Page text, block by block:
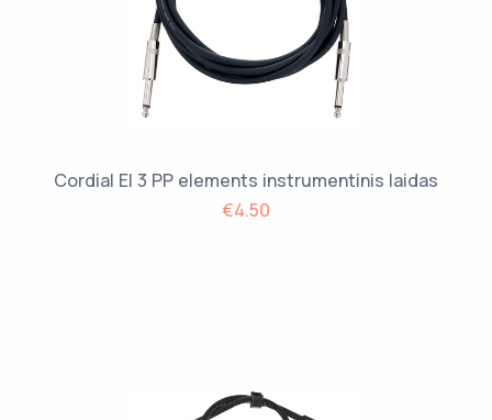
Cordial EI 3 PP elements instrumentinis laidas
€4.50